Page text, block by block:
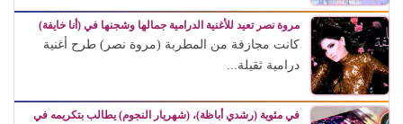
مروة نصر تعيد للأغنية الدرامية جمالها وشجنها في (أنا خايفة)
كانت مجازفة من المطربة (مروة نصر) طرح أغنية
درامية ثقيلة...
في مئوية (رشدي أباظة)، (شهريار النجوم) يطالب بتكريمه في